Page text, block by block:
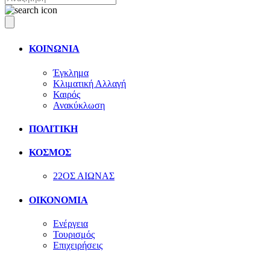
ΚΟΙΝΩΝΙΑ
Έγκλημα
Κλιματική Αλλαγή
Καιρός
Ανακύκλωση
ΠΟΛΙΤΙΚΗ
ΚΟΣΜΟΣ
22ΟΣ ΑΙΩΝΑΣ
ΟΙΚΟΝΟΜΙΑ
Ενέργεια
Τουρισμός
Επιχειρήσεις